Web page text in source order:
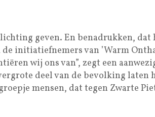
geven. En benadrukken, dat
initiatiefnemers van ’Warm
wij ons van”, zegt een
deel van de bevolking laten
mensen, dat tegen Zwarte